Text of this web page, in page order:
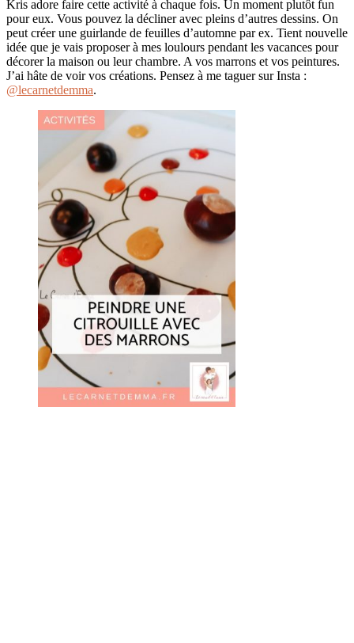
Kris adore faire cette activité à chaque fois. Un moment plutôt fun
pour eux. Vous pouvez la décliner avec pleins d’autres dessins. On
peut créer une guirlande de feuilles d’automne par ex. Tient nouvelle
idée que je vais proposer à mes loulours pendant les vacances pour
décorer la maison ou leur chambre. A vos marrons et vos peintures.
J’ai hâte de voir vos créations. Pensez à me taguer sur Insta :
@lecarnetdemma.